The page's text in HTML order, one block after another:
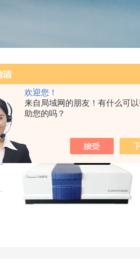
欢迎您！
来自局域网的朋友！有什么可
助您的吗？